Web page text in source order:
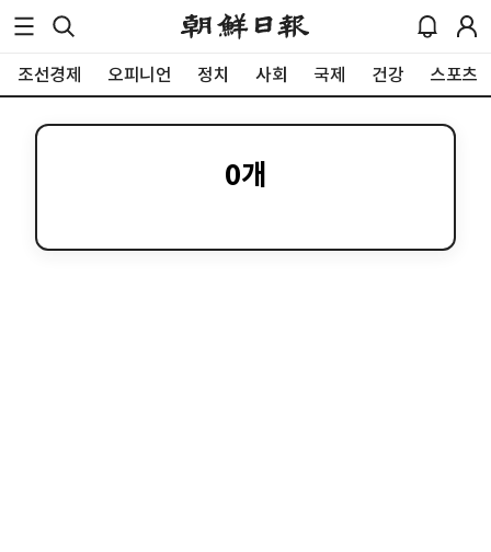
조선경제 오피니언 정치 사회 국제 건강 스포츠
0개